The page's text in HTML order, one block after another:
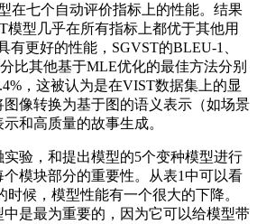
七个自动评价指标上的性能。结果
模型几乎在所有指标上都优于其他用
有更好的性能，SGVST的BLEU-1、
比其他基于MLE优化的最佳方法分别
，这被认为是在VIST数据集上的显
像转换为基于图的语义表示（如场景
和高质量的故事生成。
，和提出模型的5个变种模型进行
模块部分的重要性。从表1中可以看
候，模型性能有一个很大的下降。
是最为重要的，因为它可以给模型带